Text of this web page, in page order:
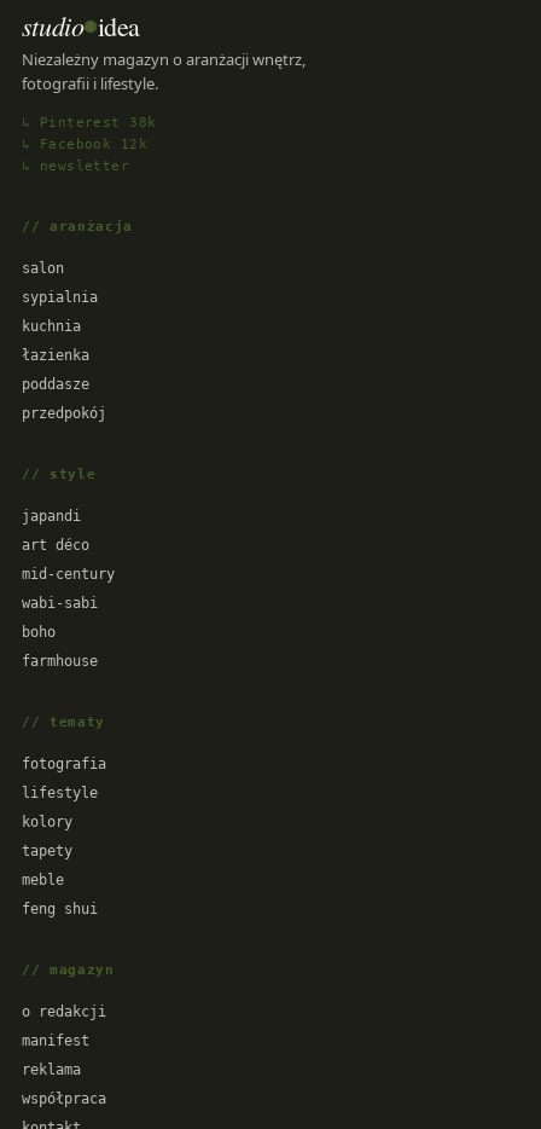
studio idea
Niezależny magazyn o aranżacji wnętrz,
fotografii i lifestyle.
↳ Pinterest 38k
↳ Facebook 12k
↳ newsletter
// aranżacja
salon
sypialnia
kuchnia
łazienka
poddasze
przedpokój
// style
japandi
art déco
mid-century
wabi-sabi
boho
farmhouse
// tematy
fotografia
lifestyle
kolory
tapety
meble
feng shui
// magazyn
o redakcji
manifest
reklama
współpraca